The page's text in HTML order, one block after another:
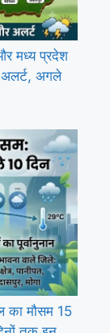
मध्य प्रदेश
अलर्ट, अगले
मौसम 15